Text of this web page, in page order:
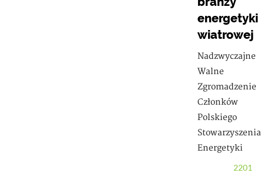
energetyki
wiatrowej
Nadzwyczajne
Walne
Zgromadzenie
Członków
Polskiego
Stowarzyszenia
Energetyki
2201